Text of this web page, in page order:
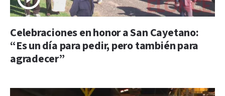
Celebraciones en honor a San Cayetano:
“Es un día para pedir, pero también para
agradecer”